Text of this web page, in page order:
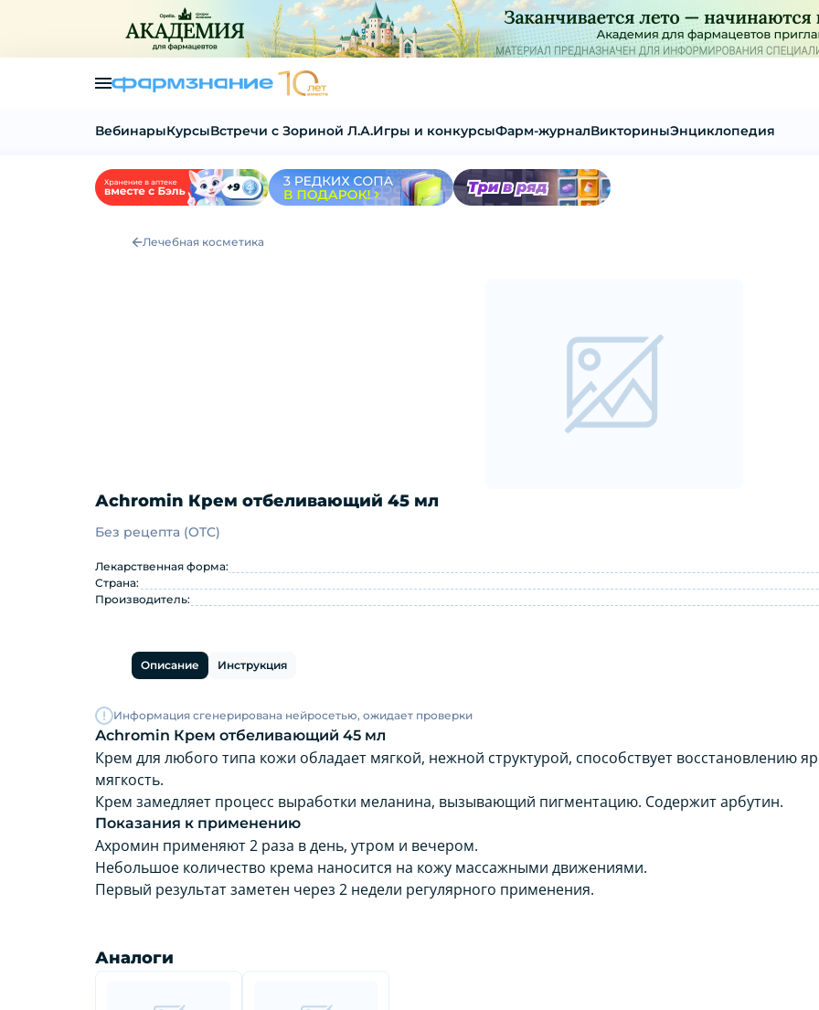
ВебинарыКурсыВстречи с Зориной Л.А.Игры и конкурсыФарм-журналВикториныЭнциклопедия
Лечебная косметика
Аchromin Крем отбеливающий 45 мл
Аchromin Крем отбеливающий 45 мл: инструкция по применению
Без рецепта (OTC)
Лекарственная форма:
Страна:
Производитель:
Описание Инструкция
Информация сгенерирована нейросетью, ожидает проверки
Аchromin Крем отбеливающий 45 мл
Крем для любого типа кожи обладает мягкой, нежной структурой, способствует восстановлению
мягкость.
Крем замедляет процесс выработки меланина, вызывающий пигментацию. Содержит арбутин.
Показания к применению
Ахромин применяют 2 раза в день, утром и вечером.
Небольшое количество крема наносится на кожу массажными движениями.
Первый результат заметен через 2 недели регулярного применения.
Аналоги